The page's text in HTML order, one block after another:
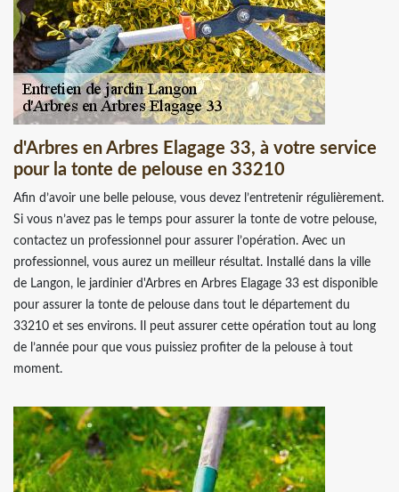
d'Arbres en Arbres Elagage 33, à votre service
pour la tonte de pelouse en 33210
Afin d’avoir une belle pelouse, vous devez l’entretenir régulièrement.
Si vous n’avez pas le temps pour assurer la tonte de votre pelouse,
contactez un professionnel pour assurer l’opération. Avec un
professionnel, vous aurez un meilleur résultat. Installé dans la ville
de Langon, le jardinier d'Arbres en Arbres Elagage 33 est disponible
pour assurer la tonte de pelouse dans tout le département du
33210 et ses environs. Il peut assurer cette opération tout au long
de l’année pour que vous puissiez profiter de la pelouse à tout
moment.